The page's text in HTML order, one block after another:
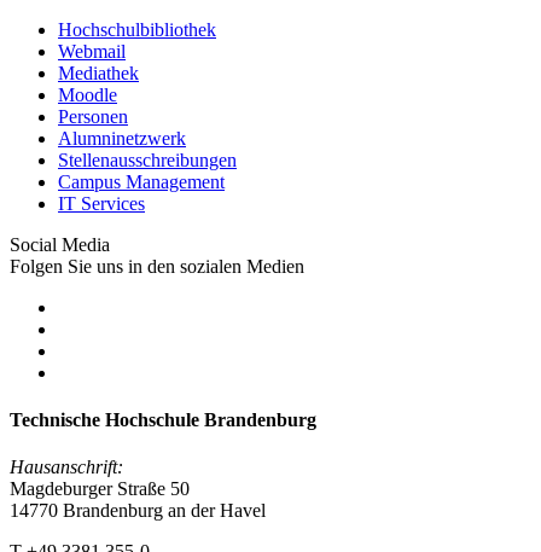
Hochschulbibliothek
Webmail
Mediathek
Moodle
Personen
Alumninetzwerk
Stellenausschreibungen
Campus Management
IT Services
Social Media
Folgen Sie uns in den sozialen Medien
Technische Hochschule Brandenburg
Hausanschrift:
Magdeburger Straße 50
14770 Brandenburg an der Havel